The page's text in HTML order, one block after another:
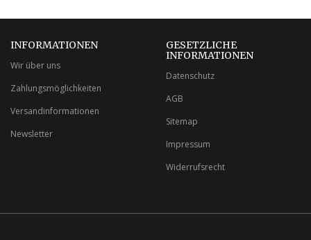
INFORMATIONEN
Wir über uns
Zahlungsmöglichkeiten
Versandinformationen
Newsletter
GESETZLICHE
INFORMATIONEN
Datenschutz
AGB
Sitemap
Impressum
Widerrufsrecht